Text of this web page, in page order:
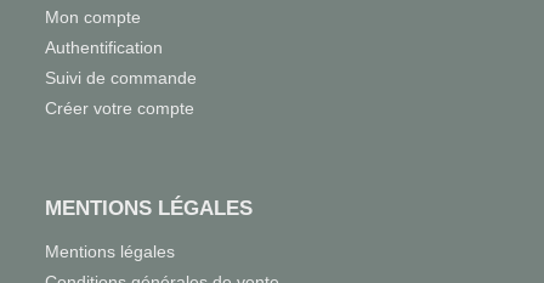
Mon compte
Authentification
Suivi de commande
Créer votre compte
MENTIONS LÉGALES
Mentions légales